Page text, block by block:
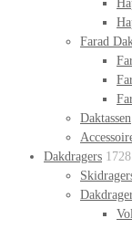
Farad
Daktassen
Dakdragers 1728